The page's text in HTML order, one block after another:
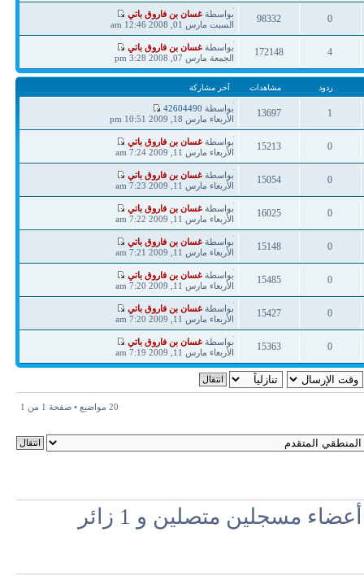
ردود
مشاهدات
0
98332
آخر
مشاركة
بواسطةغسان بن فاروق باتي
السبت مارس 01, 2008 12:46 am
4
ردود
172148
مشاهدات
آخر
مشاركة
بواسطةغسان بن فاروق باتي
الجمعة مارس 07, 2008 3:28 pm
ردود مشاهدات آخر مشاركة
1
13697
آخر
مشاركة
بواسطة 42604490
الأربعاء مارس 18, 2009 10:51 pm
0
ردود
15213
مشاهدات
آخر
مشاركة
بواسطةغسان بن فاروق باتي
الأربعاء مارس 11, 2009 7:24 am
0
15054
آخر
مشاركة
بواسطةغسان بن فاروق باتي
الأربعاء مارس 11, 2009 7:23 am
0
ردود
16025
مشاهدات
آخر
مشاركة
بواسطةغسان بن فاروق باتي
الأربعاء مارس 11, 2009 7:22 am
0
15148
آخر
مشاركة
بواسطةغسان بن فاروق باتي
الأربعاء مارس 11, 2009 7:21 am
0
ردود
15485
مشاهدات
آخر
مشاركة
بواسطةغسان بن فاروق باتي
الأربعاء مارس 11, 2009 7:20 am
0
15427
آخر
مشاركة
بواسطةغسان بن فاروق باتي
الأربعاء مارس 11, 2009 7:20 am
0
ردود
15363
مشاهدات
آخر
مشاركة
بواسطةغسان بن فاروق باتي
الأربعاء مارس 11, 2009 7:19 am
20 مواضيع • صفحة 1 من 1
مسجلين متصلين و 1 زائر